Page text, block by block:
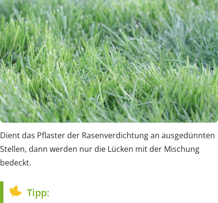
Dient das Pflaster der Rasenverdichtung an ausgedünnten
Stellen, dann werden nur die Lücken mit der Mischung
bedeckt.
Tipp: